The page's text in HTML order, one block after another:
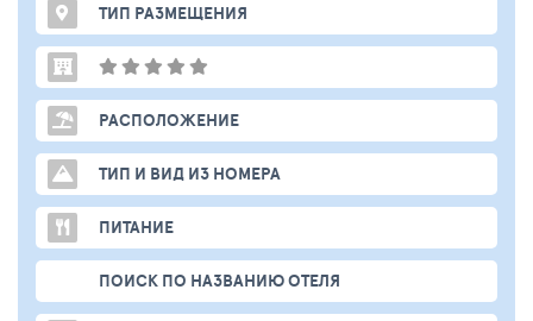
ТИП РАЗМЕЩЕНИЯ
РАСПОЛОЖЕНИЕ
ТИП И ВИД ИЗ НОМЕРА
ПИТАНИЕ
ПОИСК ПО НАЗВАНИЮ ОТЕЛЯ